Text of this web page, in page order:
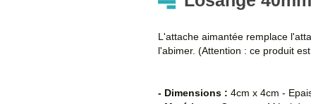
L'attache aimantée remplace
l'abimer. (Attention : ce produit
- Dimensions : 4cm x 4cm -